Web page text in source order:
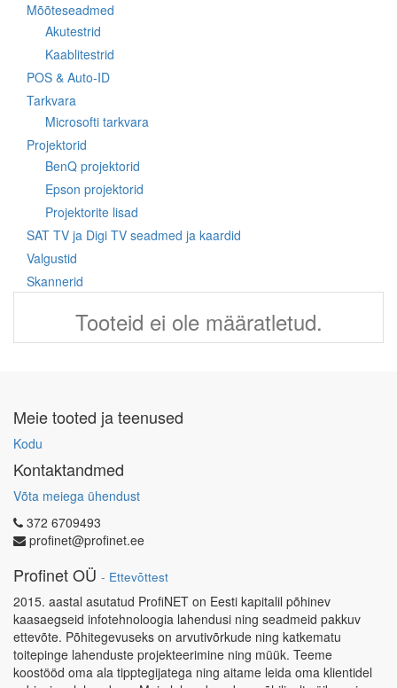
Mõõteseadmed
Akutestrid
Kaablitestrid
POS & Auto-ID
Tarkvara
Microsofti tarkvara
Projektorid
BenQ projektorid
Epson projektorid
Projektorite lisad
SAT TV ja Digi TV seadmed ja kaardid
Valgustid
Skannerid
Tooteid ei ole määratletud.
Meie tooted ja teenused
Kodu
Kontaktandmed
Võta meiega ühendust
372 6709493
profinet@profinet.ee
Profinet OÜ - Ettevõttest
2015. aastal asutatud ProfiNET on Eesti kapitalil põhinev
kaasaegseid infotehnoloogia lahendusi ning seadmeid pakkuv
ettevõte. Põhitegevuseks on arvutivõrkude ning katkematu
toitepinge lahenduste projekteerimine ning müük. Teeme
koostööd oma ala tipptegijatega ning aitame leida oma klientidel